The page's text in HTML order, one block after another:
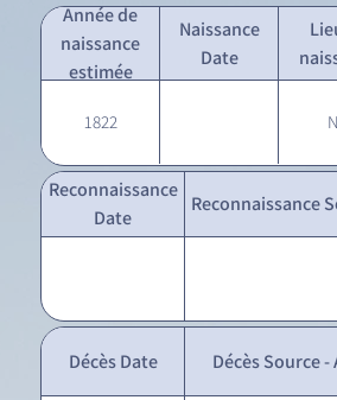
Année de
naissance
estimée
Naissance
Date
1822
Reconnaissance
Date
Reconnaissance
Décès Date Décès Source -